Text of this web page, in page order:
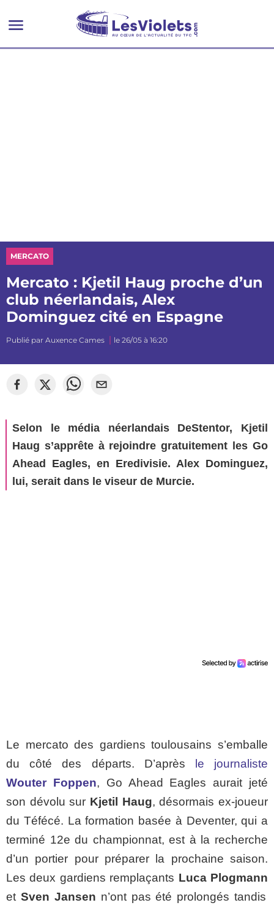
MERCATO
Mercato : Kjetil Haug proche d’un
club néerlandais, Alex
Dominguez cité en Espagne
Publié par Auxence Cames le 26/05 à 16:20
Selon le média néerlandais DeStentor, Kjetil
Haug s’apprête à rejoindre gratuitement les Go
Ahead Eagles, en Eredivisie. Alex Dominguez,
lui, serait dans le viseur de Murcie.
Le mercato des gardiens toulousains s’emballe
du côté des départs. D’après
le journaliste
Wouter Foppen, Go Ahead Eagles aurait jeté
son dévolu sur Kjetil Haug, désormais ex-joueur
du Téfécé. La formation basée à Deventer, qui a
terminé 12e du championnat, est à la recherche
d’un portier pour préparer la prochaine saison.
Les deux gardiens remplaçants Luca Plogmann
et Sven Jansen n’ont pas été prolongés tandis